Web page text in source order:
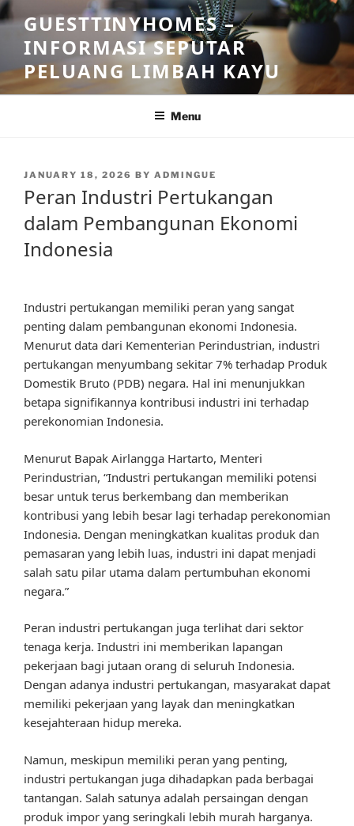
Skip
to
content
GUESTTINYHOMES –
INFORMASI SEPUTAR
PELUANG LIMBAH KAYU
Menu
POSTED
JANUARY 18, 2026 BY ADMINGUE
Peran Industri Pertukangan
dalam Pembangunan Ekonomi
Indonesia
Industri pertukangan memiliki peran yang sangat
penting dalam pembangunan ekonomi Indonesia.
Menurut data dari Kementerian Perindustrian, industri
pertukangan menyumbang sekitar 7% terhadap Produk
Domestik Bruto (PDB) negara. Hal ini menunjukkan
betapa signifikannya kontribusi industri ini terhadap
perekonomian Indonesia.
Menurut Bapak Airlangga Hartarto, Menteri
Perindustrian, “Industri pertukangan memiliki potensi
besar untuk terus berkembang dan memberikan
kontribusi yang lebih besar lagi terhadap perekonomian
Indonesia. Dengan meningkatkan kualitas produk dan
pemasaran yang lebih luas, industri ini dapat menjadi
salah satu pilar utama dalam pertumbuhan ekonomi
negara.”
Peran industri pertukangan juga terlihat dari sektor
tenaga kerja. Industri ini memberikan lapangan
pekerjaan bagi jutaan orang di seluruh Indonesia.
Dengan adanya industri pertukangan, masyarakat dapat
memiliki pekerjaan yang layak dan meningkatkan
kesejahteraan hidup mereka.
Namun, meskipun memiliki peran yang penting,
industri pertukangan juga dihadapkan pada berbagai
tantangan. Salah satunya adalah persaingan dengan
produk impor yang seringkali lebih murah harganya.